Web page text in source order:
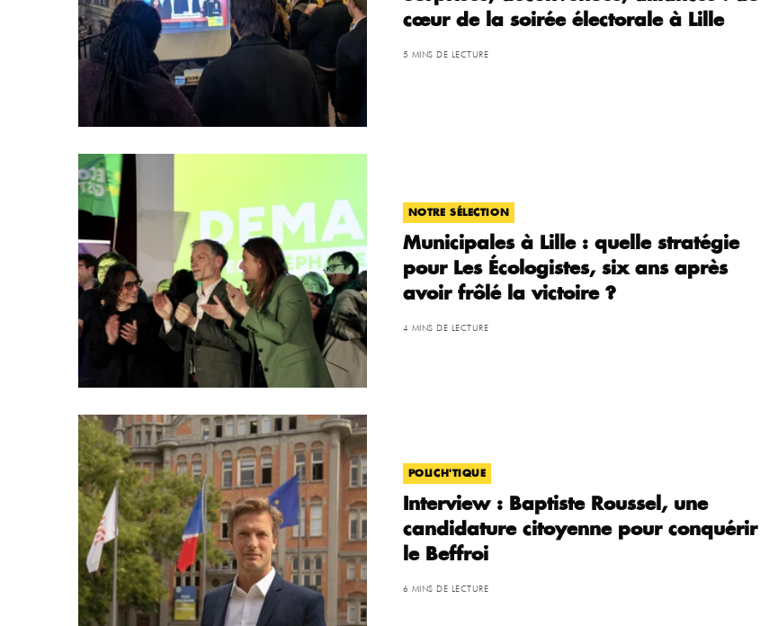
cœur de la soirée électorale à Lille
5 MINS DE LECTURE
NOTRE SÉLECTION
Municipales à Lille : quelle stratégie
pour Les Écologistes, six ans après
avoir frôlé la victoire ?
4 MINS DE LECTURE
POLICH'TIQUE
Interview : Baptiste Roussel, une
candidature citoyenne pour conquérir
le Beffroi
6 MINS DE LECTURE